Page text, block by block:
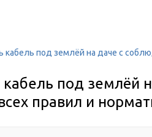
кабель под землёй на даче с
под землёй
правил и